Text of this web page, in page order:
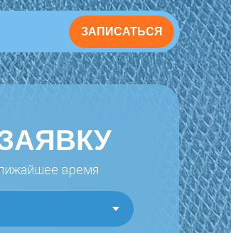
ЗАПИСАТЬСЯ
время